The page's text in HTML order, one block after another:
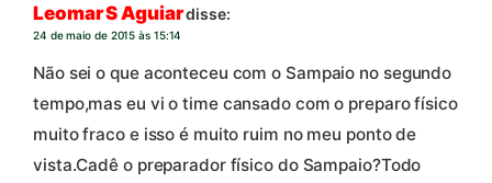
Leomar S Aguiardisse:
24 de maio de 2015 às 15:14
Não sei o que aconteceu com o Sampaio no segundo
tempo,mas eu vi o time cansado com o preparo físico
muito fraco e isso é muito ruim no meu ponto de
vista.Cadê o preparador físico do Sampaio?Todo